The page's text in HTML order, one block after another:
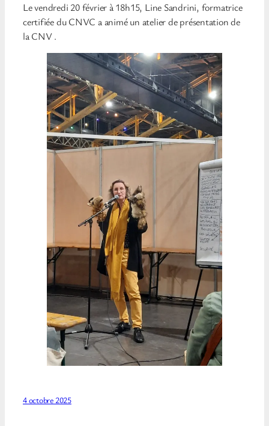
Le vendredi 20 février à 18h15, Line Sandrini, formatrice
certifiée du CNVC a animé un atelier de présentation de
la CNV .
4 octobre 2025